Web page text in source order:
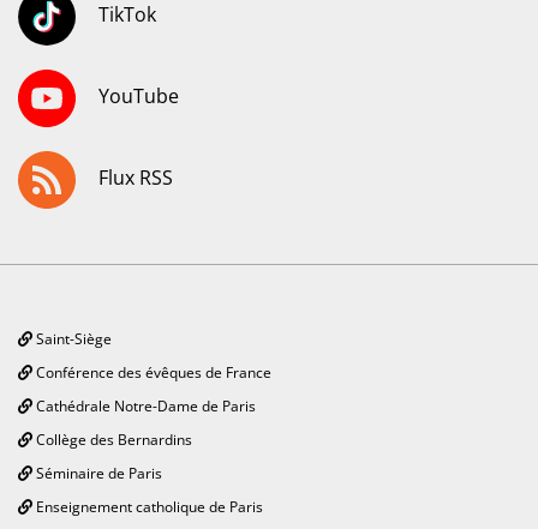
TikTok
YouTube
Flux RSS
Saint-Siège
Conférence des évêques de France
Cathédrale Notre-Dame de Paris
Collège des Bernardins
Séminaire de Paris
Enseignement catholique de Paris